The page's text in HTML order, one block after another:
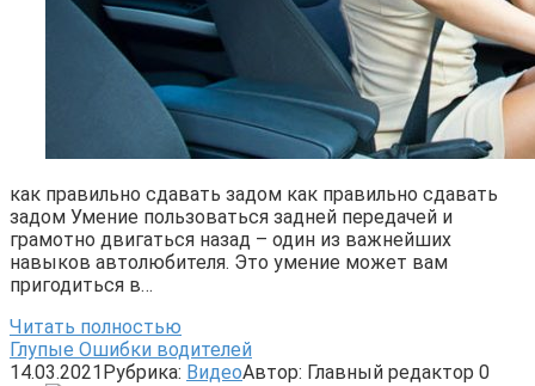
как правильно сдавать задом как правильно сдавать
задом Умение пользоваться задней передачей и
грамотно двигаться назад – один из важнейших
навыков автолюбителя. Это умение может вам
пригодиться в…
Читать полностью
Глупые Ошибки водителей
14.03.2021Рубрика: ВидеоАвтор: Главный редактор 0